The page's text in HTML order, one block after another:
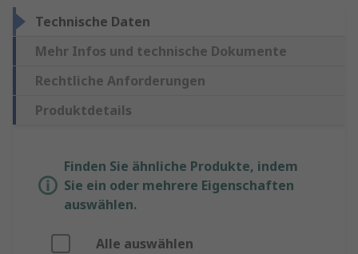
Technische Daten
Mehr Infos und technische Dokumente
Rechtliche Anforderungen
Produktdetails
Finden Sie ähnliche Produkte, indem
Sie ein oder mehrere Eigenschaften
auswählen.
Alle auswählen